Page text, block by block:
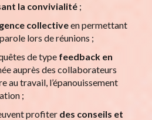
la convivialité ;
collectiveen permettant
lors de réunions ;
de type feedback en
auprès des collaborateurs
au travail, l’épanouissement
;
profiter des conseils et